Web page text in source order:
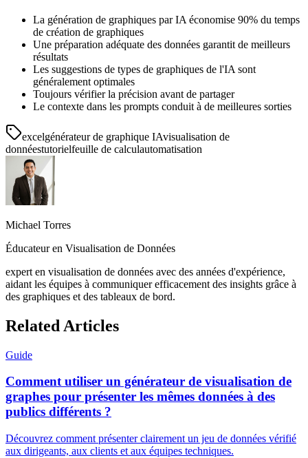
La génération de graphiques par IA économise 90% du temps
de création de graphiques
Une préparation adéquate des données garantit de meilleurs
résultats
Les suggestions de types de graphiques de l'IA sont
généralement optimales
Toujours vérifier la précision avant de partager
Le contexte dans les prompts conduit à de meilleures sorties
excelgénérateur de graphique IAvisualisation de
donnéestutorielfeuille de calculautomatisation
Michael Torres
Éducateur en Visualisation de Données
expert en visualisation de données avec des années d'expérience,
aidant les équipes à communiquer efficacement des insights grâce à
des graphiques et des tableaux de bord.
Related Articles
Guide
Comment utiliser un générateur de visualisation de
graphes pour présenter les mêmes données à des
publics différents ?
Découvrez comment présenter clairement un jeu de données vérifié
aux dirigeants, aux clients et aux équipes techniques.